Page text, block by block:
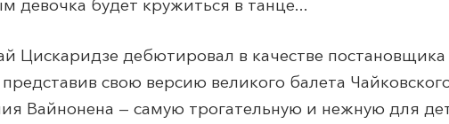
девочка будет кружиться в танце...
Цискаридзе дебютировал в качестве постановщика
свою версию великого балета
Вайнонена — самую трогательную и нежную для